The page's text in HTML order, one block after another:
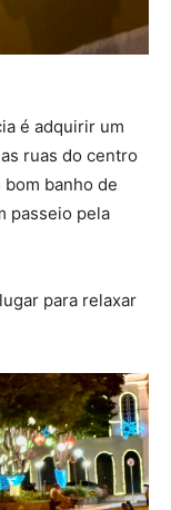
é adquirir um
ruas do centro
banho de
passeio pela
para relaxar